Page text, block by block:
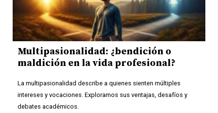
Multipasionalidad: ¿bendición o
maldición en la vida profesional?
La multipasionalidad describe a quienes sienten múltiples
intereses y vocaciones. Exploramos sus ventajas, desafíos y
debates académicos.